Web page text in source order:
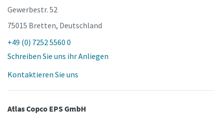
Gewerbestr. 52
75015 Bretten, Deutschland
+49 (0) 7252 5560 0
Schreiben Sie uns ihr Anliegen
Kontaktieren Sie uns
Atlas Copco EPS GmbH